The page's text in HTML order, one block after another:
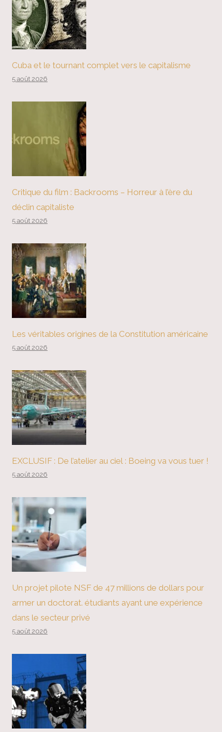
Cuba et le tournant complet vers le capitalisme
5 août 2026
Critique du film : Backrooms – Horreur à l’ère du
déclin capitaliste
5 août 2026
Les véritables origines de la Constitution américaine
5 août 2026
EXCLUSIF : De l’atelier au ciel : Boeing va vous tuer !
5 août 2026
Un projet pilote NSF de 47 millions de dollars pour
armer un doctorat. étudiants ayant une expérience
dans le secteur privé
5 août 2026